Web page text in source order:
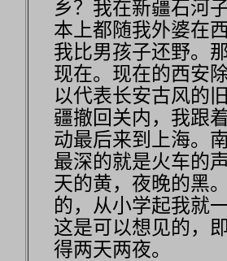
乡？我在新疆石河
本上都随我外婆在
我比男孩子还野。
现在。现在的西安
以代表长安古风的
疆撤回关内，我跟
动最后来到上海。
最深的就是火车的
天的黄，夜晚的黑
的，从小学起我就
这是可以想见的，
得两天两夜。